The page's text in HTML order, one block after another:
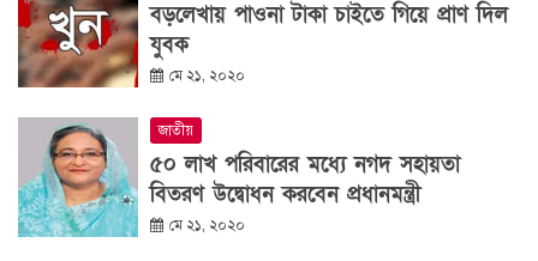
বড়লেখায় পাওনা টাকা চাইতে গিয়ে প্রাণ দিল
যুবক
মে ২১, ২০২০
জাতীয়
৫০ লাখ পরিবারের মধ্যে নগদ সহায়তা
বিতরণ উদ্বোধন করবেন প্রধানমন্ত্রী
মে ২১, ২০২০